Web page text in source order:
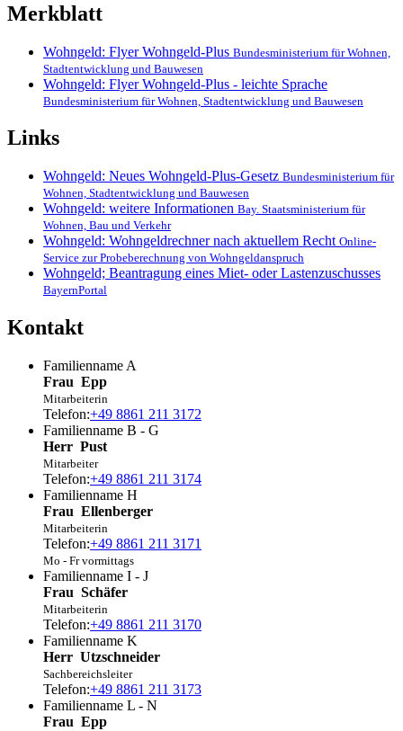
Merkblatt
Wohngeld: Flyer Wohngeld-Plus Bundesministerium für Wohnen,
Stadtentwicklung und Bauwesen
Wohngeld: Flyer Wohngeld-Plus - leichte Sprache
Bundesministerium für Wohnen, Stadtentwicklung und Bauwesen
Links
Wohngeld: Neues Wohngeld-Plus-Gesetz Bundesministerium für
Wohnen, Stadtentwicklung und Bauwesen
Wohngeld: weitere Informationen Bay. Staatsministerium für
Wohnen, Bau und Verkehr
Wohngeld: Wohngeldrechner nach aktuellem Recht Online-
Service zur Probeberechnung von Wohngeldanspruch
Wohngeld; Beantragung eines Miet- oder Lastenzuschusses
BayernPortal
Kontakt
Familienname A
Frau Epp
Mitarbeiterin
Telefon:+49 8861 211 3172
Familienname B - G
Herr Pust
Mitarbeiter
Telefon:+49 8861 211 3174
Familienname H
Frau Ellenberger
Mitarbeiterin
Telefon:+49 8861 211 3171
Mo - Fr vormittags
Familienname I - J
Frau Schäfer
Mitarbeiterin
Telefon:+49 8861 211 3170
Familienname K
Herr Utzschneider
Sachbereichsleiter
Telefon:+49 8861 211 3173
Familienname L - N
Frau Epp